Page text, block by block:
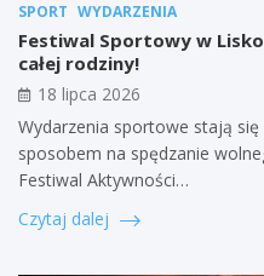
SPORT WYDARZENIA
Festiwal Sportowy w
całej rodziny!
18 lipca 2026
Wydarzenia sportowe stają
sposobem na spędzanie
Festiwal Aktywności…
Czytaj dalej